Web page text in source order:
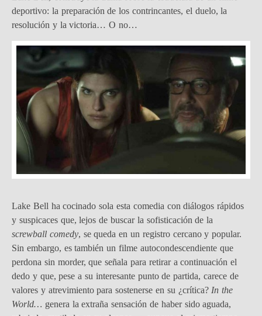
deportivo: la preparación de los contrincantes, el duelo, la
resolución y la victoria… O no…
Lake Bell ha cocinado sola esta comedia con diálogos rápidos
y suspicaces que, lejos de buscar la sofisticación de la
screwball comedy, se queda en un registro cercano y popular.
Sin embargo, es también un filme autocondescendiente que
perdona sin morder, que señala para retirar a continuación el
dedo y que, pese a su interesante punto de partida, carece de
valores y atrevimiento para sostenerse en su ¿crítica? In the
World… genera la extraña sensación de haber sido aguada,